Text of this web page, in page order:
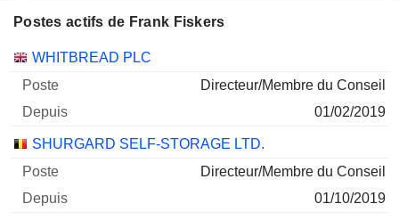
Postes actifs de Frank Fiskers
Sociétés Poste Début
WHITBREAD PLC
Directeur/Membre du Conseil
01/02/2019
SHURGARD SELF-STORAGE LTD.
Directeur/Membre du Conseil
01/10/2019